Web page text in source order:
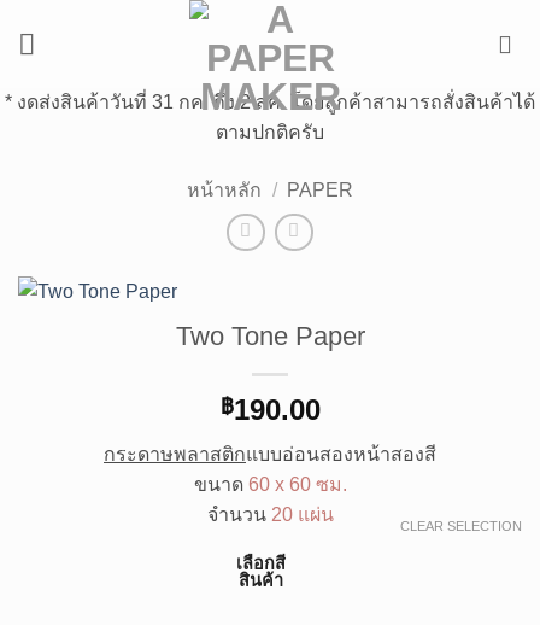
เนื้อหา
* งดส่งสินค้าวันที่ 31 กค. ถึง 2 สค. โดยลูกค้าสามารถสั่งสินค้าได้
ตามปกติครับ
หน้าหลัก / PAPER
Two Tone Paper
฿190.00
กระดาษพลาสติกแบบอ่อนสองหน้าสองสี
ขนาด 60 x 60 ซม.
จำนวน 20 แผ่น
เลือกสี
สินค้า
CLEAR SELECTION